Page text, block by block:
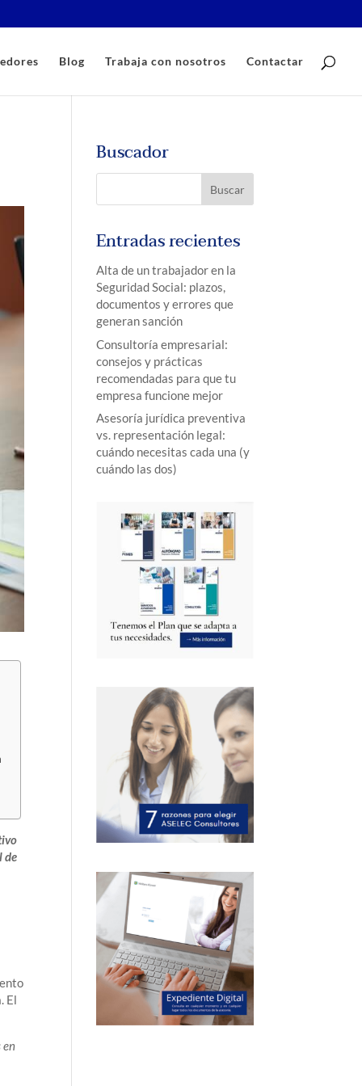
Blog Trabaja con nosotros Contactar
de
El
en
Buscador
Entradas recientes
Alta de un trabajador en la
Seguridad Social: plazos,
documentos y errores que
generan sanción
Consultoría empresarial:
consejos y prácticas
recomendadas para que tu
empresa funcione mejor
Asesoría jurídica preventiva
vs. representación legal:
cuándo necesitas cada una (y
cuándo las dos)